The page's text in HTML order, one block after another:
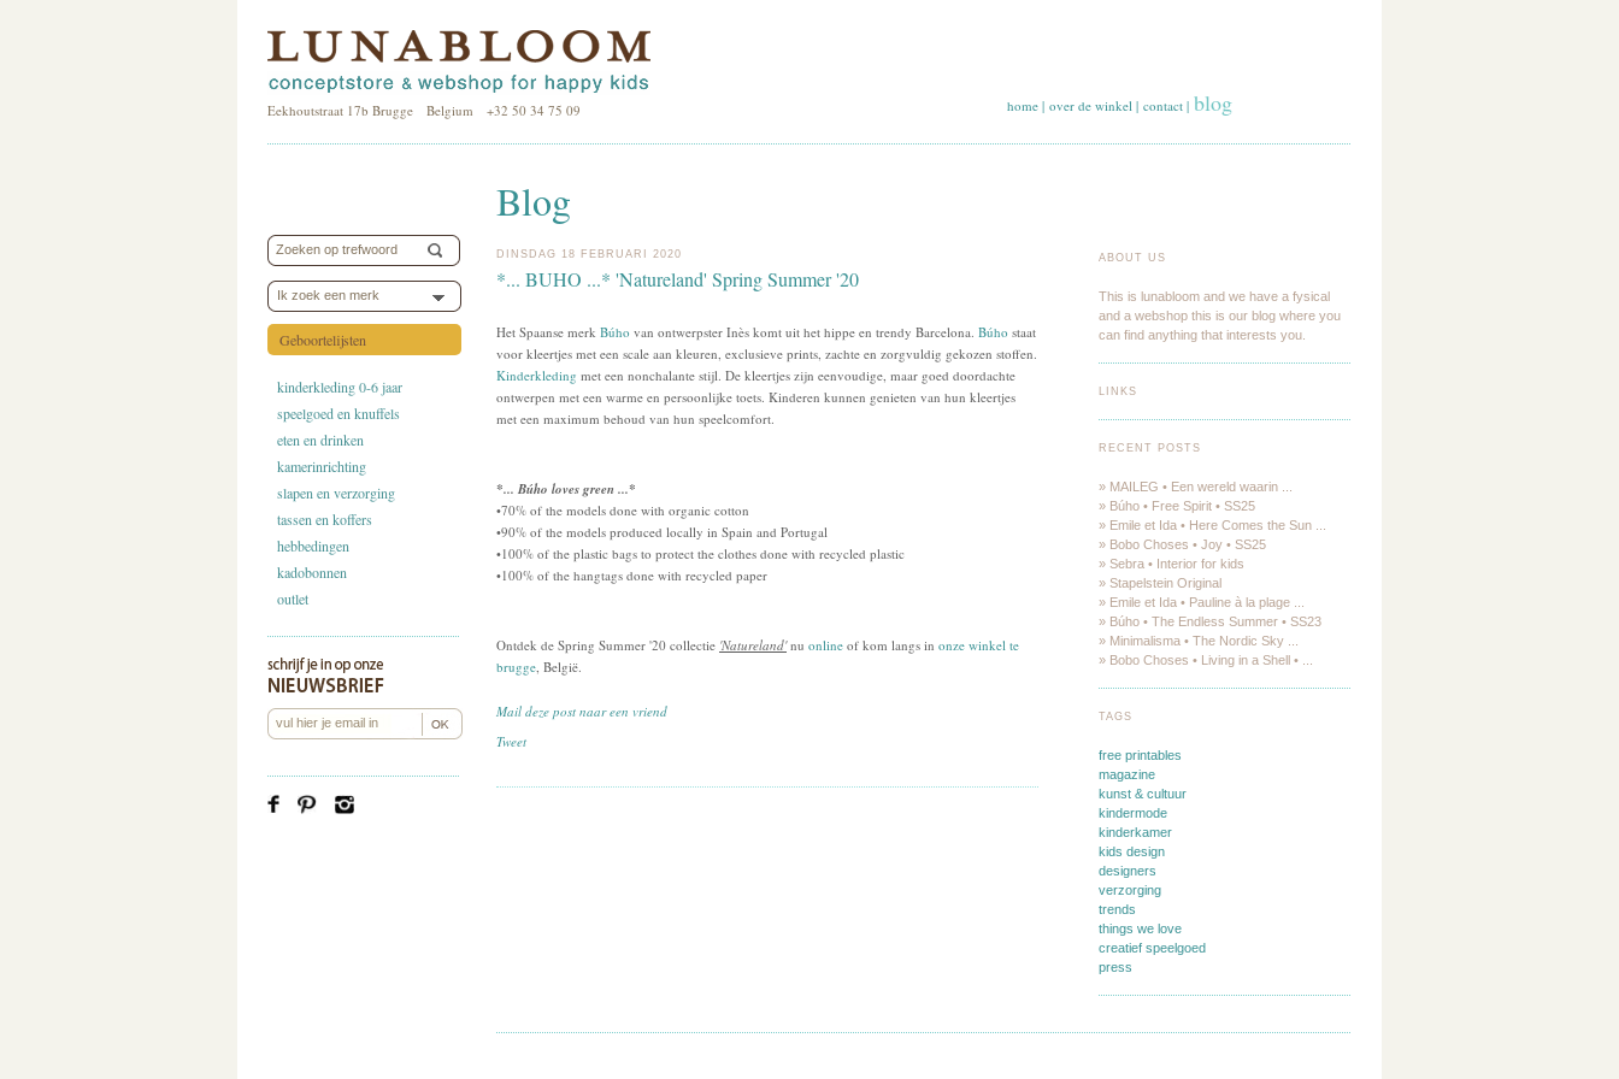
Eekhoutstraat 17b Brugge Belgium +32 50 34 75 09 home | over de winkel | contact | blog
Ik zoek een merk
Geboortelijsten
kinderkleding 0-6 jaar
speelgoed en knuffels
eten en drinken
kamerinrichting
slapen en verzorging
tassen en koffers
hebbedingen
kadobonnen
outlet
Blog
DINSDAG 18 FEBRUARI 2020
*... BUHO ...* 'Natureland' Spring Summer '20
Het Spaanse merk Búho van ontwerpster Inès komt uit het hippe en trendy Barcelona. Búho staat
voor kleertjes met een scale aan kleuren, exclusieve prints, zachte en zorgvuldig gekozen stoffen.
Kinderkleding met een nonchalante stijl. De kleertjes zijn eenvoudige, maar goed doordachte
ontwerpen met een warme en persoonlijke toets. Kinderen kunnen genieten van hun kleertjes
met een maximum behoud van hun speelcomfort.
*... Búho loves green ...*
•70% of the models done with organic cotton
•90% of the models produced locally in Spain and Portugal
•100% of the plastic bags to protect the clothes done with recycled plastic
•100% of the hangtags done with recycled paper
Ontdek de Spring Summer '20 collectie 'Natureland'nu online of kom langs in onze winkel te
brugge, België.
Mail deze post naar een vriend
Tweet
ABOUT US
This is lunabloom and we have a fysical
and a webshop this is our blog where you
can find anything that interests you.
LINKS
RECENT POSTS
» MAILEG • Een wereld waarin ...
» Búho • Free Spirit • SS25
» Emile et Ida • Here Comes the Sun ...
» Bobo Choses • Joy • SS25
» Sebra • Interior for kids
» Stapelstein Original
» Emile et Ida • Pauline à la plage ...
» Búho • The Endless Summer • SS23
» Minimalisma • The Nordic Sky ...
» Bobo Choses • Living in a Shell • ...
TAGS
free printables
magazine
kunst & cultuur
kindermode
kinderkamer
kids design
designers
verzorging
trends
things we love
creatief speelgoed
press